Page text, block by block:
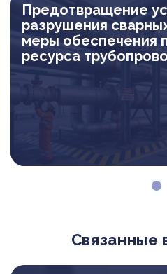
Предотвращение
разрушения
меры обеспечения
ресурса
Связанные